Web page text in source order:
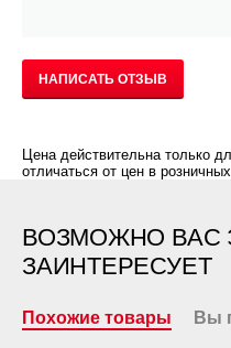
НАПИСАТЬ ОТЗЫВ
Цена действительна только
отличаться от цен в
ВОЗМОЖНО ВАС
ЗАИНТЕРЕСУЕТ
Похожие товары Вы